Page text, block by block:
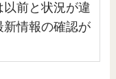
前と状況が違
新情報の確認が